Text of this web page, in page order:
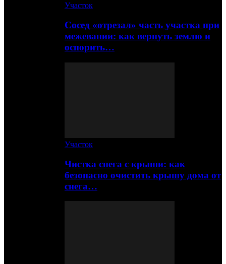
Участок
Сосед «отрезал» часть участка при
межевании: как вернуть землю и
оспорить…
Участок
Чистка снега с крыши: как
безопасно очистить крышу дома от
снега…